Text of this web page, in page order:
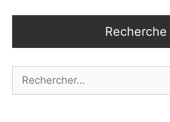
Recherche